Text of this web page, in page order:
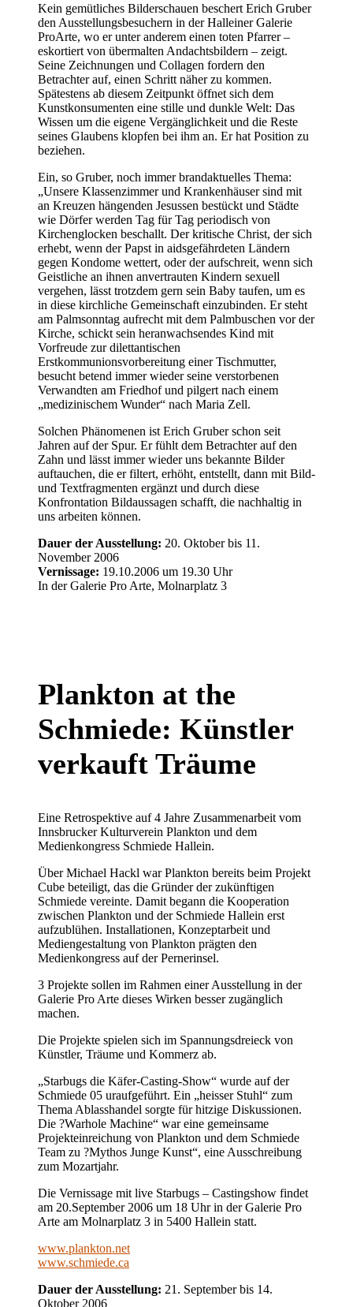
Kein gemütliches Bilderschauen beschert Erich Gruber
den Ausstellungsbesuchern in der Halleiner Galerie
ProArte, wo er unter anderem einen toten Pfarrer –
eskortiert von übermalten Andachtsbildern – zeigt.
Seine Zeichnungen und Collagen fordern den
Betrachter auf, einen Schritt näher zu kommen.
Spätestens ab diesem Zeitpunkt öffnet sich dem
Kunstkonsumenten eine stille und dunkle Welt: Das
Wissen um die eigene Vergänglichkeit und die Reste
seines Glaubens klopfen bei ihm an. Er hat Position zu
beziehen.
Ein, so Gruber, noch immer brandaktuelles Thema:
„Unsere Klassenzimmer und Krankenhäuser sind mit
an Kreuzen hängenden Jesussen bestückt und Städte
wie Dörfer werden Tag für Tag periodisch von
Kirchenglocken beschallt. Der kritische Christ, der sich
erhebt, wenn der Papst in aidsgefährdeten Ländern
gegen Kondome wettert, oder der aufschreit, wenn sich
Geistliche an ihnen anvertrauten Kindern sexuell
vergehen, lässt trotzdem gern sein Baby taufen, um es
in diese kirchliche Gemeinschaft einzubinden. Er steht
am Palmsonntag aufrecht mit dem Palmbuschen vor der
Kirche, schickt sein heranwachsendes Kind mit
Vorfreude zur dilettantischen
Erstkommunionsvorbereitung einer Tischmutter,
besucht betend immer wieder seine verstorbenen
Verwandten am Friedhof und pilgert nach einem
„medizinischem Wunder“ nach Maria Zell.
Solchen Phänomenen ist Erich Gruber schon seit
Jahren auf der Spur. Er fühlt dem Betrachter auf den
Zahn und lässt immer wieder uns bekannte Bilder
auftauchen, die er filtert, erhöht, entstellt, dann mit Bild-
und Textfragmenten ergänzt und durch diese
Konfrontation Bildaussagen schafft, die nachhaltig in
uns arbeiten können.
Dauer der Ausstellung: 20. Oktober bis 11.
November 2006
Vernissage: 19.10.2006 um 19.30 Uhr
In der Galerie Pro Arte, Molnarplatz 3
Plankton at the
Schmiede: Künstler
verkauft Träume
Eine Retrospektive auf 4 Jahre Zusammenarbeit vom
Innsbrucker Kulturverein Plankton und dem
Medienkongress Schmiede Hallein.
Über Michael Hackl war Plankton bereits beim Projekt
Cube beteiligt, das die Gründer der zukünftigen
Schmiede vereinte. Damit begann die Kooperation
zwischen Plankton und der Schmiede Hallein erst
aufzublühen. Installationen, Konzeptarbeit und
Mediengestaltung von Plankton prägten den
Medienkongress auf der Pernerinsel.
3 Projekte sollen im Rahmen einer Ausstellung in der
Galerie Pro Arte dieses Wirken besser zugänglich
machen.
Die Projekte spielen sich im Spannungsdreieck von
Künstler, Träume und Kommerz ab.
„Starbugs die Käfer-Casting-Show“ wurde auf der
Schmiede 05 uraufgeführt. Ein „heisser Stuhl“ zum
Thema Ablasshandel sorgte für hitzige Diskussionen.
Die ?Warhole Machine“ war eine gemeinsame
Projekteinreichung von Plankton und dem Schmiede
Team zu ?Mythos Junge Kunst“, eine Ausschreibung
zum Mozartjahr.
Die Vernissage mit live Starbugs – Castingshow findet
am 20.September 2006 um 18 Uhr in der Galerie Pro
Arte am Molnarplatz 3 in 5400 Hallein statt.
www.plankton.net
www.schmiede.ca
Dauer der Ausstellung: 21. September bis 14.
Oktober 2006